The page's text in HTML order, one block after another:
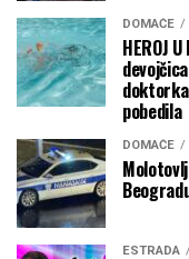
DOMAĆE
HEROJ
pobedila
DOMAĆE
ESTRADA